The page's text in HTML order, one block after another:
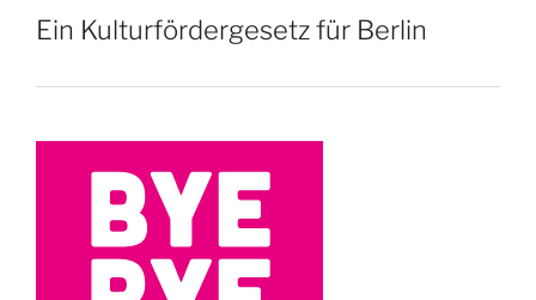
Ein Kulturfördergesetz für Berlin